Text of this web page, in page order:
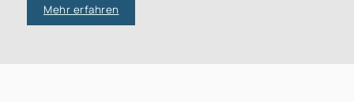
Mehr erfahren